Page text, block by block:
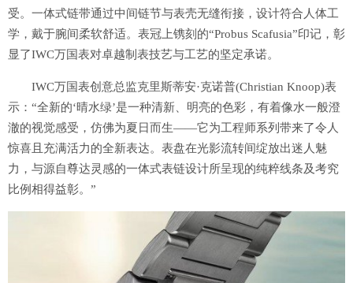
受。一体式链带通过中间链节与表壳无缝衔接，设计符合人体工
学，戴于腕间柔软舒适。表冠上镌刻的“Probus Scafusia”印记，彰
显了IWC万国表对卓越制表技艺与工艺的坚定承诺。
IWC万国表创意总监克里斯蒂安·克诺普(Christian Knoop)表
示：“全新的‘晴水绿’是一种清新、明亮的色彩，有着像水一般澄
澈的视觉感受，仿佛为夏日而生——它为工程师系列带来了令人
惊喜且充满活力的全新表达。表盘在光影流转间绽放出迷人魅
力，与源自尊达灵感的一体式表链设计所呈现的纯粹线条及考究
比例相得益彰。”